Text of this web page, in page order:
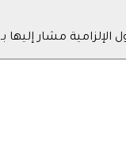
الإلزامية مشار إليها بـ